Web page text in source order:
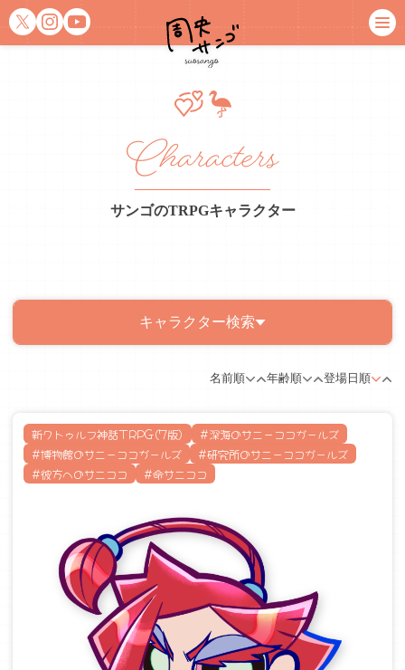
Characters
サンゴのTRPGキャラクター
キャラクター検索
名前順 年齢順 登場日順
新クトゥルフ神話TRPG(7版)
#深海のサニーココガールズ
#博物館のサニーココガールズ
#研究所のサニーココガールズ
#彼方へのサニココ
#命サニココ